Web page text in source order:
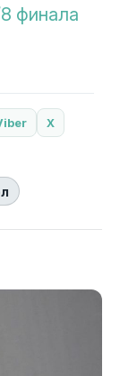
финала
X